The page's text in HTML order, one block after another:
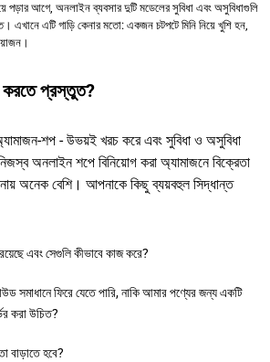
পড়ার আগে, অনলাইন ব্যবসার দুটি মডেলের সুবিধা এবং অসুবিধাগুলি
এখানে এটি গাড়ি কেনার মতো: একজন চটপটে মিনি নিয়ে খুশি হন,
করতে প্রস্তুত?
শপ - উভয়ই খরচ করে এবং সুবিধা ও অসুবিধা
অনলাইন শপে বিনিয়োগ করা অ্যামাজনে বিক্রেতা
অনেক বেশি। আপনাকে কিছু ব্যয়বহুল সিদ্ধান্ত
এবং সেগুলি কীভাবে কাজ করে?
সমাধানে ফিরে যেতে পারি, নাকি আমার পণ্যের জন্য একটি
করা উচিত?
বাড়াতে হবে?